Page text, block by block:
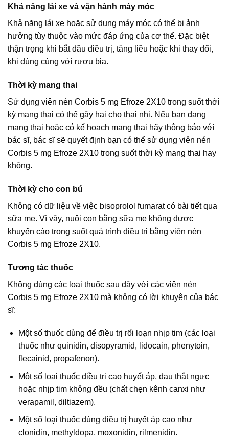
Khả năng lái xe và vận hành máy móc
Khả năng lái xe hoặc sử dụng máy móc có thể bị ảnh
hưởng tùy thuộc vào mức đáp ứng của cơ thể. Đặc biệt
thận trọng khi bắt đầu điều trị, tăng liều hoặc khi thay đổi,
khi dùng cùng với rượu bia.
Thời kỳ mang thai
Sử dụng viên nén Corbis 5 mg Efroze 2X10 trong suốt thời
kỳ mang thai có thể gây hại cho thai nhi. Nếu bạn đang
mang thai hoặc có kế hoạch mang thai hãy thông báo với
bác sĩ, bác sĩ sẽ quyết định bạn có thể sử dụng viên nén
Corbis 5 mg Efroze 2X10 trong suốt thời kỳ mang thai hay
không.
Thời kỳ cho con bú
Không có dữ liệu về việc bisoprolol fumarat có bài tiết qua
sữa mẹ. Vì vậy, nuôi con bằng sữa mẹ không được
khuyến cáo trong suốt quá trình điều trị bằng viên nén
Corbis 5 mg Efroze 2X10.
Tương tác thuốc
Không dùng các loại thuốc sau đây với các viên nén
Corbis 5 mg Efroze 2X10 mà không có lời khuyên của bác
sĩ:
Một số thuốc dùng để điều trị rối loạn nhịp tim (các loại
thuốc như quinidin, disopyramid, lidocain, phenytoin,
flecainid, propafenon).
Một số loại thuốc điều trị cao huyết áp, đau thắt ngực
hoặc nhịp tim không đều (chất chẹn kênh canxi như
verapamil, diltiazem).
Một số loại thuốc dùng điều trị huyết áp cao như
clonidin, methyldopa, moxonidin, rilmenidin.